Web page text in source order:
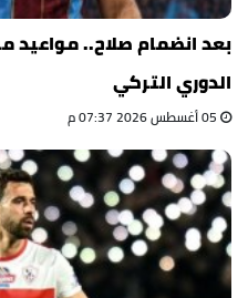
بعد انضمام صلاح.. مواعيد
الدوري التركي